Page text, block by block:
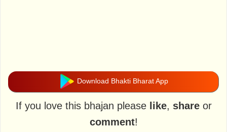
Download Bhakti Bharat App
If you love this bhajan please like, shareor
comment!